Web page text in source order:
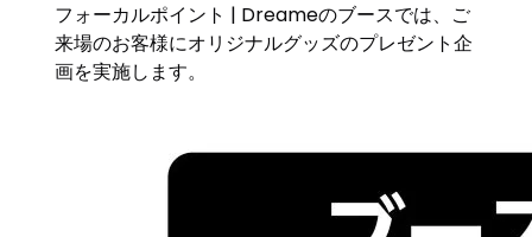
フォーカルポイント | Dreameのブースでは、ご
来場のお客様にオリジナルグッズのプレゼント企
画を実施します。